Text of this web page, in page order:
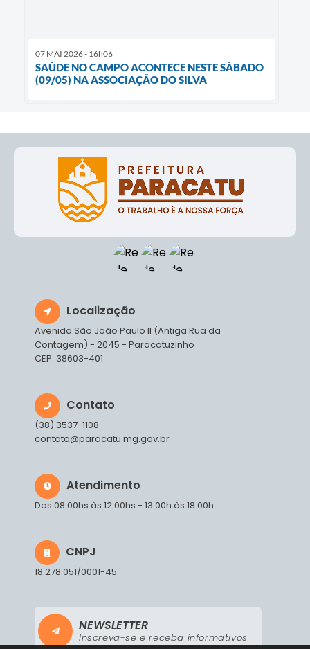
07 MAI 2026 - 16h06
SAÚDE NO CAMPO ACONTECE NESTE SÁBADO
(09/05) NA ASSOCIAÇÃO DO SILVA
Localização
Avenida São João Paulo II (Antiga Rua da
Contagem) - 2045 - Paracatuzinho
CEP: 38603-401
Contato
(38) 3537-1108
contato@paracatu.mg.gov.br
Atendimento
Das 08:00hs às 12:00hs - 13:00h às 18:00h
CNPJ
18.278.051/0001-45
NEWSLETTER
Inscreva-se e receba informativos